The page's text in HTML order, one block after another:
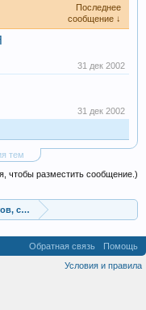
Последнее
сообщение ↓
31 дек 2002
31 дек 2002
тем
чтобы разместить сообщение.)
строительных материалов
Обратная связь
Помощь
Условия и правила